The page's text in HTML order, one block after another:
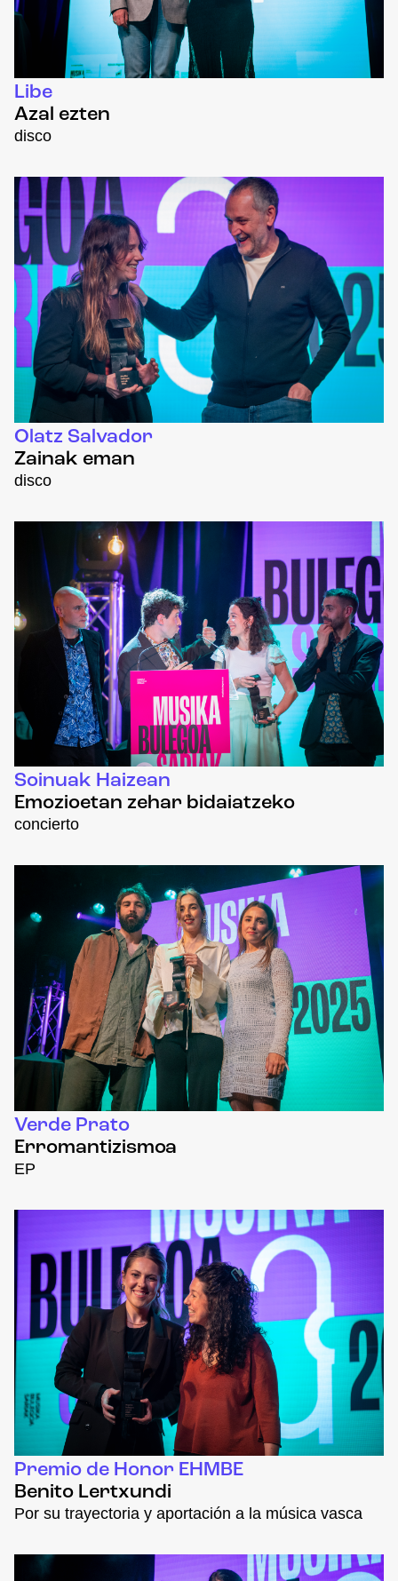
Libe
Azal ezten
disco
Olatz Salvador
Zainak eman
disco
Soinuak Haizean
Emozioetan zehar bidaiatzeko
concierto
Verde Prato
Erromantizismoa
EP
Premio de Honor EHMBE
Benito Lertxundi
Por su trayectoria y aportación a la música vasca